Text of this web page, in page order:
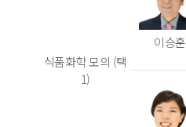
식품화학 모의 (택
1)
이승훈